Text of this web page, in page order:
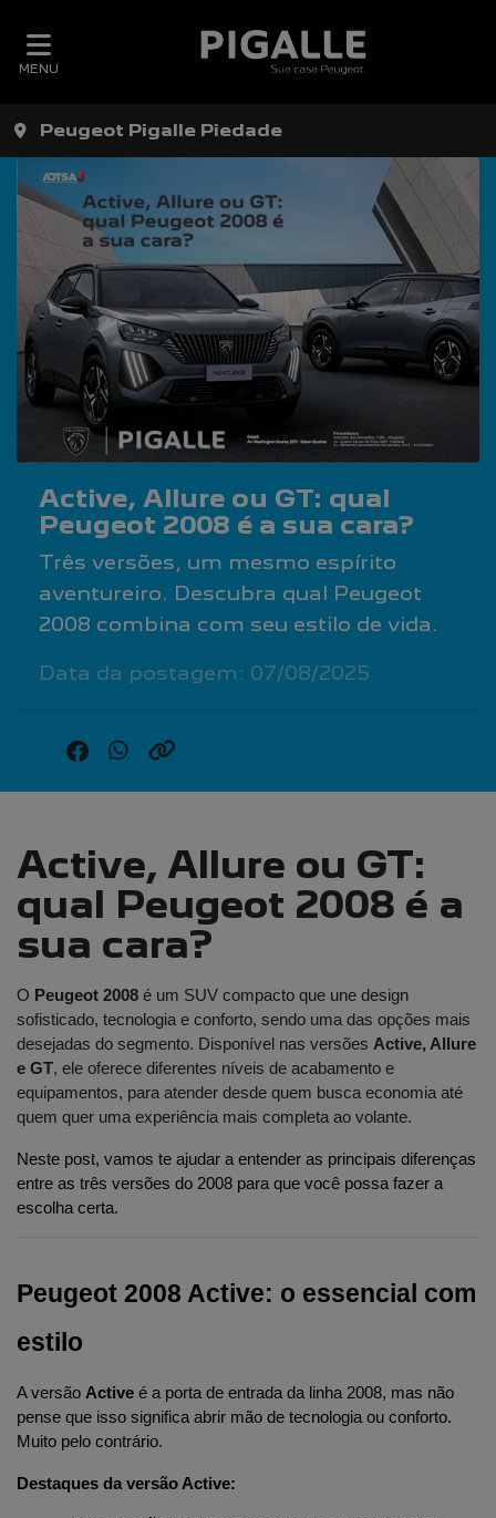
MENU
Peugeot Pigalle Piedade
Active, Allure ou GT: qual
Peugeot 2008 é a sua cara?
Três versões, um mesmo espírito
aventureiro. Descubra qual Peugeot
2008 combina com seu estilo de vida.
Data da postagem: 07/08/2025
Active, Allure ou GT:
qual Peugeot 2008 é a
sua cara?
O Peugeot 2008 é um SUV compacto que une design
sofisticado, tecnologia e conforto, sendo uma das opções mais
desejadas do segmento. Disponível nas versões Active, Allure
e GT, ele oferece diferentes níveis de acabamento e
equipamentos, para atender desde quem busca economia até
quem quer uma experiência mais completa ao volante.
Neste post, vamos te ajudar a entender as principais diferenças
entre as três versões do 2008 para que você possa fazer a
escolha certa.
Peugeot 2008 Active: o essencial com
estilo
A versão Active é a porta de entrada da linha 2008, mas não
pense que isso significa abrir mão de tecnologia ou conforto.
Muito pelo contrário.
Destaques da versão Active: